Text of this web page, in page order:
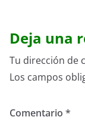
Deja una
Tu dirección de
Los campos
Comentario *